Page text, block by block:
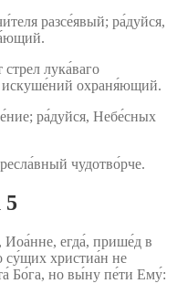
разсе́явый; ра́дуйся,
лука́ваго
искуше́ний охраня́ющий.
ра́дуйся, Небе́сных
чудотво́рче.
5
Иоа́нне, егда́, прише́д в
су́щих христиа́н не
Бо́га, но вы́ну пе́ти Ему́: